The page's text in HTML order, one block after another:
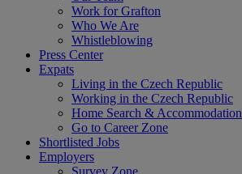
Work for Grafton
Who We Are
Whistleblowing
Press Center
Expats
Living in the Czech Republic
Working in the Czech Republic
Home Search & Accommodation
Go to Career Zone
Shortlisted Jobs
Employers
Survey Zone